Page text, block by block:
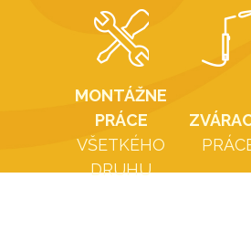
MONTÁŽNE
PRÁCE
VŠETKÉHO
DRUHU